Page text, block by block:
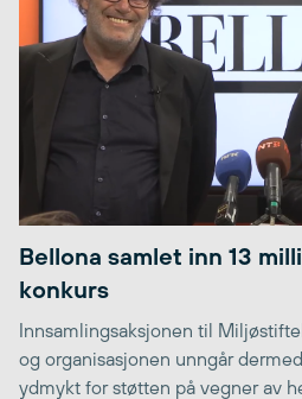
Bellona samlet inn 13
konkurs
Innsamlingsaksjonen til
og organisasjonen unngår
ydmykt for støtten på vegner av